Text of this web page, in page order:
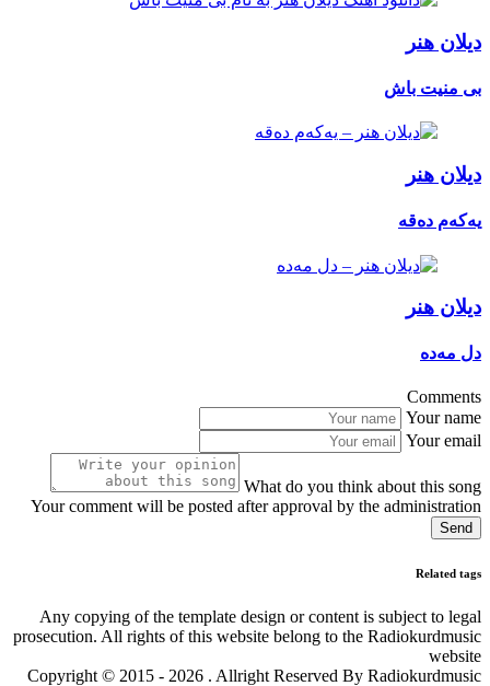
دیلان هنر
بی منیت باش
دیلان هنر
یەکەم دەقە
دیلان هنر
دل مەدە
Comments
Your name
Your email
What do you think about this song
Your comment will be posted after approval by the administration
Send
Related tags
Any copying of the template design or content is subject to legal
prosecution. All rights of this website belong to the Radiokurdmusic
website
Copyright © 2015 - 2026 . Allright Reserved By Radiokurdmusic